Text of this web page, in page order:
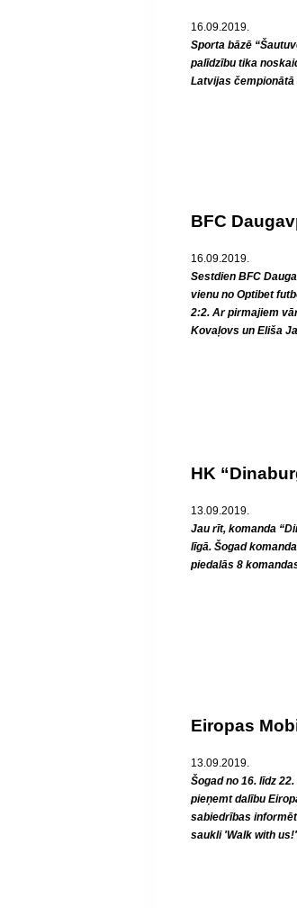
16.09.2019.
Sporta bāzē
palīdzību tika
Latvijas
BFC
16.09.2019.
Sestdien BFC
vienu no Optibet
2:2. Ar pirmajiem
Kovaļovs un Eliša
HK
13.09.2019.
Jau rīt, komanda
līgā. Šogad
piedalās 8
Eiropas
13.09.2019.
Šogad no 16. līdz
pieņemt dalību
sabiedrības
saukli 'Walk with